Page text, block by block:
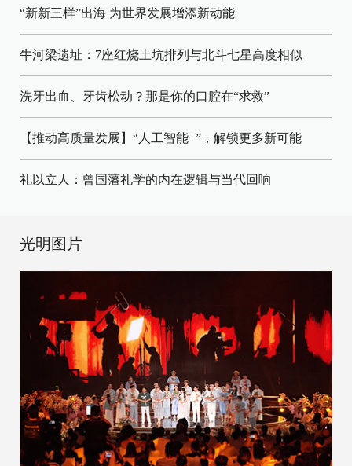
“新新三样”出海 为世界发展增添新动能
牛河梁遗址：7座红烧土坑排列与北斗七星高度相似
洗牙出血、牙齿松动？那是你的口腔在“求救”
【推动高质量发展】“人工智能+”，解锁更多新可能
礼以立人：曾国藩礼学的内在逻辑与当代回响
光明图片